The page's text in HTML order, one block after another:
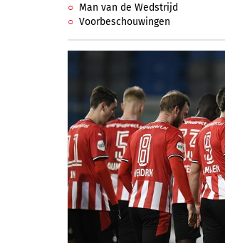
Man van de Wedstrijd
Voorbeschouwingen